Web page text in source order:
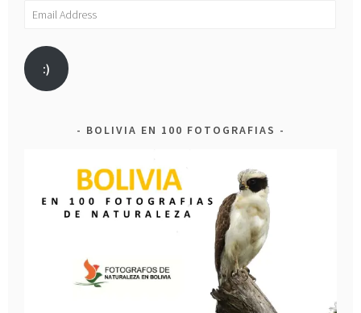
Email
:)
BOLIVIA EN 100 FOTOGRAFIAS